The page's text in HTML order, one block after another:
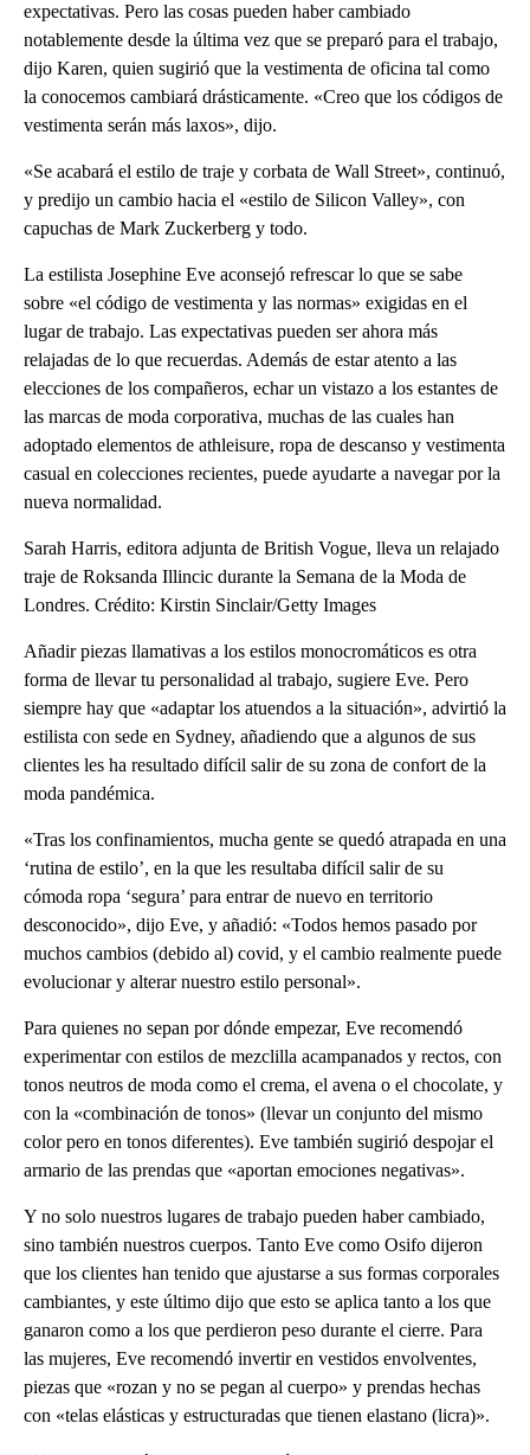
expectativas. Pero las cosas pueden haber cambiado
notablemente desde la última vez que se preparó para el trabajo,
dijo Karen, quien sugirió que la vestimenta de oficina tal como
la conocemos cambiará drásticamente. «Creo que los códigos de
vestimenta serán más laxos», dijo.
«Se acabará el estilo de traje y corbata de Wall Street», continuó,
y predijo un cambio hacia el «estilo de Silicon Valley», con
capuchas de Mark Zuckerberg y todo.
La estilista Josephine Eve aconsejó refrescar lo que se sabe
sobre «el código de vestimenta y las normas» exigidas en el
lugar de trabajo. Las expectativas pueden ser ahora más
relajadas de lo que recuerdas. Además de estar atento a las
elecciones de los compañeros, echar un vistazo a los estantes de
las marcas de moda corporativa, muchas de las cuales han
adoptado elementos de athleisure, ropa de descanso y vestimenta
casual en colecciones recientes, puede ayudarte a navegar por la
nueva normalidad.
Sarah Harris, editora adjunta de British Vogue, lleva un relajado
traje de Roksanda Illincic durante la Semana de la Moda de
Londres. Crédito: Kirstin Sinclair/Getty Images
Añadir piezas llamativas a los estilos monocromáticos es otra
forma de llevar tu personalidad al trabajo, sugiere Eve. Pero
siempre hay que «adaptar los atuendos a la situación», advirtió la
estilista con sede en Sydney, añadiendo que a algunos de sus
clientes les ha resultado difícil salir de su zona de confort de la
moda pandémica.
«Tras los confinamientos, mucha gente se quedó atrapada en una
‘rutina de estilo’, en la que les resultaba difícil salir de su
cómoda ropa ‘segura’ para entrar de nuevo en territorio
desconocido», dijo Eve, y añadió: «Todos hemos pasado por
muchos cambios (debido al) covid, y el cambio realmente puede
evolucionar y alterar nuestro estilo personal».
Para quienes no sepan por dónde empezar, Eve recomendó
experimentar con estilos de mezclilla acampanados y rectos, con
tonos neutros de moda como el crema, el avena o el chocolate, y
con la «combinación de tonos» (llevar un conjunto del mismo
color pero en tonos diferentes). Eve también sugirió despojar el
armario de las prendas que «aportan emociones negativas».
Y no solo nuestros lugares de trabajo pueden haber cambiado,
sino también nuestros cuerpos. Tanto Eve como Osifo dijeron
que los clientes han tenido que ajustarse a sus formas corporales
cambiantes, y este último dijo que esto se aplica tanto a los que
ganaron como a los que perdieron peso durante el cierre. Para
las mujeres, Eve recomendó invertir en vestidos envolventes,
piezas que «rozan y no se pegan al cuerpo» y prendas hechas
con «telas elásticas y estructuradas que tienen elastano (licra)».